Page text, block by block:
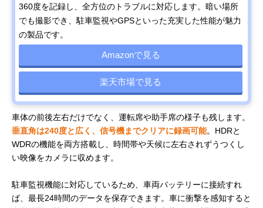
360度を記録し、全方位のトラブルに対応します。暗い場所
でも撮影でき、駐車監視やGPSといった充実した性能が魅力
の製品です。
Amazonで見る
楽天市場で見る
車体の前後左右だけでなく、運転席や助手席の様子も残します。
垂直角は240度と広く、信号機までクリアに録画可能。HDRと
WDRの機能を両方搭載し、時間帯や天候に左右されずうつくし
い映像をカメラに収めます。
駐車監視機能に対応しているため、車両バッテリーに接続すれ
ば、最長24時間のデータを保存できます。車に衝撃を感知すると